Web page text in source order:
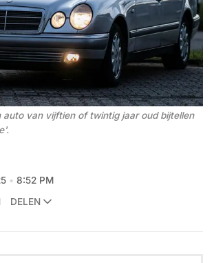
auto van vijftien of twintig jaar oud bijtellen
8:52 PM
DELEN